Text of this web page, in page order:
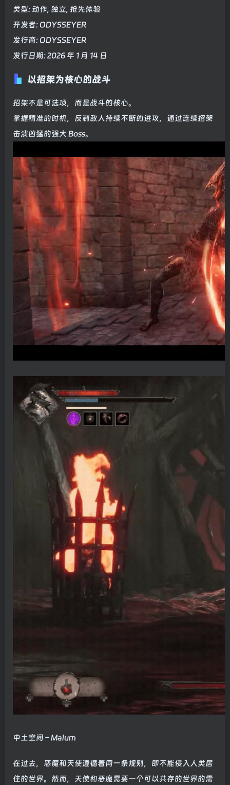
类型: 动作, 独立, 抢先体验
开发者: ODYSSEYER
发行商: ODYSSEYER
发行日期: 2026 年 1 月 14 日
以招架为核心的战斗
招架不是可选项，而是战斗的核心。
掌握精准的时机，反制敌人持续不断的进攻，通过连续招架
击溃凶猛的强大 Boss。
中土空间 – Malum
在过去，恶魔和天使遵循着同一条规则，即不能侵入人类居
住的世界。然而，天使和恶魔需要一个可以共存的世界的需